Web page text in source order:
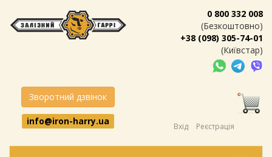
0 800 332 008
(Безкоштовно)
+38 (098) 305-74-01
(Київстар)
Зворотний дзвінок
info@iron-harry.ua
Вхід Реєстрація